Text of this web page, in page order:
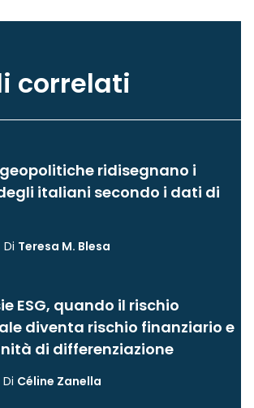
correlati
ridisegnano i
italiani secondo i dati di
Di Teresa M. Blesa
ESG, quando il rischio
diventa rischio finanziario e
di differenziazione
Di Céline Zanella